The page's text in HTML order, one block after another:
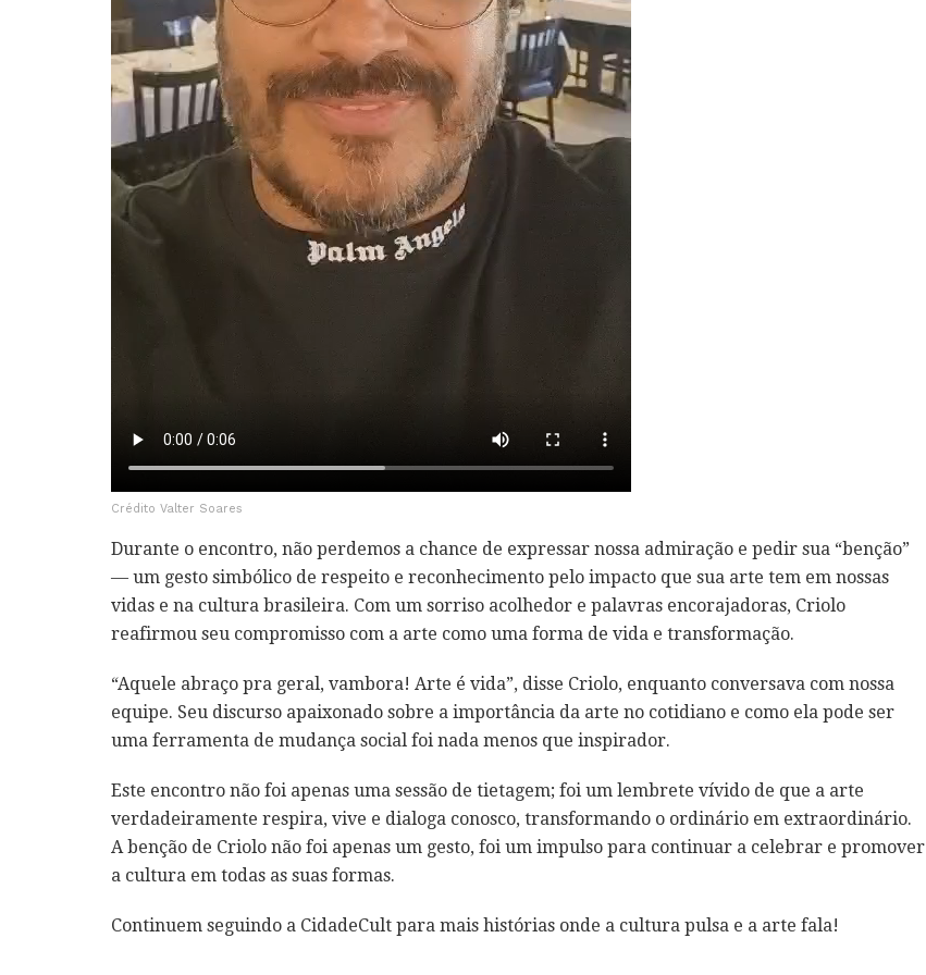
Crédito Valter Soares
Durante o encontro, não perdemos a chance de expressar nossa admiração e pedir sua “benção”
— um gesto simbólico de respeito e reconhecimento pelo impacto que sua arte tem em nossas
vidas e na cultura brasileira. Com um sorriso acolhedor e palavras encorajadoras, Criolo
reafirmou seu compromisso com a arte como uma forma de vida e transformação.
“Aquele abraço pra geral, vambora! Arte é vida”, disse Criolo, enquanto conversava com nossa
equipe. Seu discurso apaixonado sobre a importância da arte no cotidiano e como ela pode ser
uma ferramenta de mudança social foi nada menos que inspirador.
Este encontro não foi apenas uma sessão de tietagem; foi um lembrete vívido de que a arte
verdadeiramente respira, vive e dialoga conosco, transformando o ordinário em extraordinário.
A benção de Criolo não foi apenas um gesto, foi um impulso para continuar a celebrar e promover
a cultura em todas as suas formas.
Continuem seguindo a CidadeCult para mais histórias onde a cultura pulsa e a arte fala!